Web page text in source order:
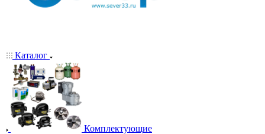
Каталог
Комплектующие